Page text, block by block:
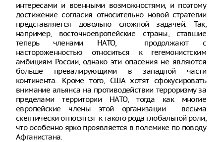
интересами и военными возможностями, и поэтому
достижение согласия относительно новой стратегии
представляется довольно сложной задачей. Так,
например, восточноевропейские страны, ставшие
теперь членами НАТО, продолжают с
настороженностью относиться к гегемонистским
амбициям России, однако эти опасения не являются
больше превалирующими в западной части
континента. Кроме того, США хотят сфокусировать
внимание альянса на противодействии терроризму за
пределами территории НАТО, тогда как многие
европейские члены этой организации весьма
скептически относятся к такого рода глобальной роли,
что особенно ярко проявляется в полемике по поводу
Афганистана.